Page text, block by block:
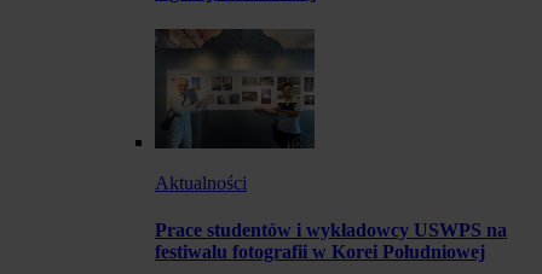
Aktualności
Prace studentów i wykładowcy USWPS na
festiwalu fotografii w Korei Południowej